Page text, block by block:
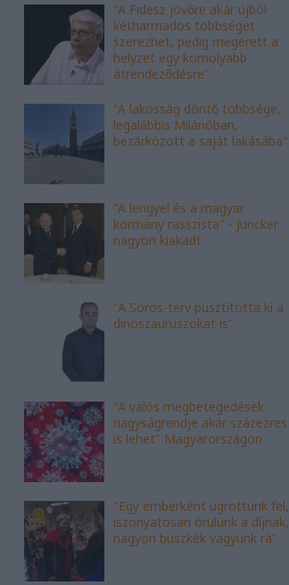
"A Fidesz jövőre akár újból
kétharmados többséget
szerezhet, pedig megérett a
helyzet egy komolyabb
átrendeződésre"
"A lakosság döntő többsége,
legalábbis Milánóban,
bezárkózott a saját lakásába"
"A lengyel és a magyar
kormány rasszista" - Juncker
nagyon kiakadt
"A Soros-terv pusztította ki a
dinoszauruszokat is"
"A valós megbetegedések
nagyságrendje akár százezres
is lehet" Magyarországon
"Egy emberként ugrottunk fel,
iszonyatosan örülünk a díjnak,
nagyon büszkék vagyunk rá"